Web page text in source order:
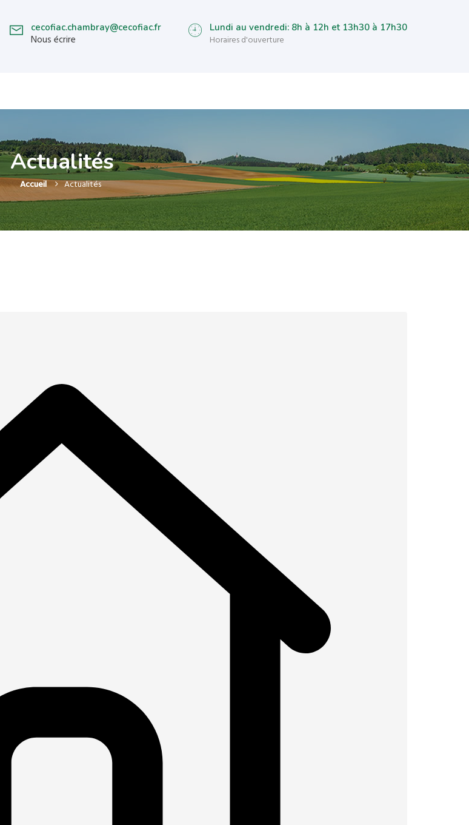
cecofiac.chambray@cecofiac.fr
Nous écrire
Lundi au vendredi: 8h à 12h et 13h30 à 17h30
Horaires d'ouverture
Actualités
Accueil Actualités